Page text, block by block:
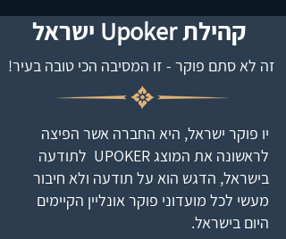
Upokerקהילת
!זה לא סתם פוקר - זו המסיבה הכי טובה בעיר
יו פוקר ישראל, היא החברה אשר הפיצה
לראשונה את המוצג UPOKER לתודעה
בישראל, הדגש הוא על תודעה ולא חיבור
מעשי לכל מועדוני פוקר אונליין הקיימים
היום בישראל.